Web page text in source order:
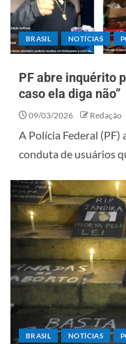
BRASIL NOTÍCIAS
PF abre inquérito
caso ela diga não”
09/03/2026 Redação
A Polícia Federal
conduta de usuários
BRASIL NOTÍCIAS